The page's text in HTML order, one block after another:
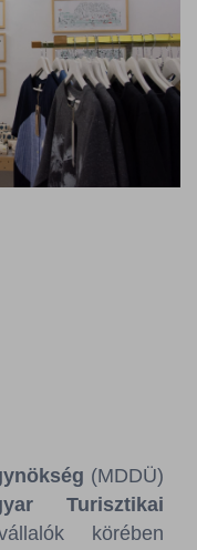
(MDDÜ)
Turisztikai
körében